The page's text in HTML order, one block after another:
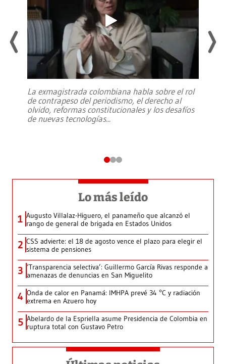
La exmagistrada colombiana habla sobre el rol
de contrapeso del periodismo, el derecho al
olvido, reformas constitucionales y los desafíos
de nuevas tecnologías...
Lo más leído
1 Augusto Villalaz-Higuero, el panameño que alcanzó el
rango de general de brigada en Estados Unidos
2 CSS advierte: el 18 de agosto vence el plazo para elegir el
sistema de pensiones
3 ‘Transparencia selectiva’: Guillermo García Rivas responde a
amenazas de denuncias en San Miguelito
4 Onda de calor en Panamá: IMHPA prevé 34 °C y radiación
extrema en Azuero hoy
5 Abelardo de la Espriella asume Presidencia de Colombia en
ruptura total con Gustavo Petro